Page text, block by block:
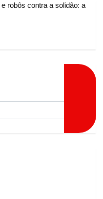
robôs contra a solidão: a